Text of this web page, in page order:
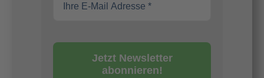
Jetzt Newsletter
abonnieren!